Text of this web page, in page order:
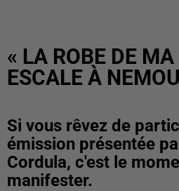
« LA ROBE DE
ESCALE À
Si vous rêvez de
émission présentée
Cordula, c'est le
manifester.